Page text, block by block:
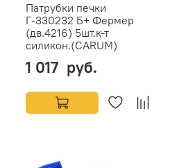
Патрубки печки
Г-330232 Б+ Фермер
(дв.4216) 5шт.к-т
силикон.(CARUM)
1 017 руб.